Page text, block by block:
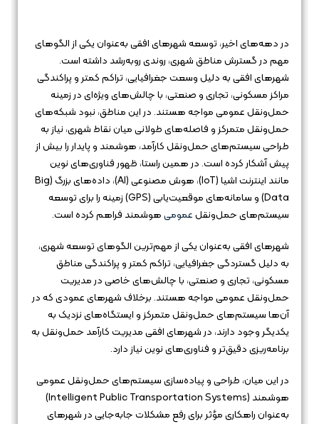
در دهه‌های اخیر، توسعه شهرهای افقی به‌عنوان یکی از الگوهای
مهم در گسترش مناطق شهری، روندی روبه‌رشد داشته است.
شهرهای افقی به دلیل وسعت جغرافیایی، تراکم کمتر و پراکندگی
مراکز مسکونی، تجاری و صنعتی، با چالش‌های ویژه‌ای در زمینه
حمل‌ونقل عمومی مواجه هستند. در این مناطق، نبود شبکه‌های
حمل‌ونقل متمرکز و فاصله‌های طولانی میان نقاط شهری، نیاز به
طراحی سیستم‌های حمل‌ونقل کارآمد، هوشمند و پایدار را بیش از
پیش آشکار کرده است. در همین راستا، ظهور فناوری‌های نوین
مانند اینترنت اشیا (IoT)، هوش مصنوعی (AI)، داده‌های بزرگ (Big
Data) و سامانه‌های موقعیت‌یابی (GPS) زمینه را برای توسعه
سیستم‌های حمل‌ونقلعمومیهوشمند فراهم کرده است.
شهرهای افقی به‌عنوان یکی از مهم‌ترین الگوهای توسعه شهری،
به دلیل گستردگی جغرافیایی، تراکم کمتر و پراکندگی مناطق
مسکونی، تجاری و صنعتی، با چالش‌های خاصی در مدیریت
حمل‌ونقل عمومی مواجه هستند. برخلاف شهرهای عمودی که در
آن‌ها سیستم‌های حمل‌ونقل متمرکز و ایستگاه‌های نزدیک به
یکدیگر وجود دارند، در شهرهای افقی مدیریت کارآمد حمل‌ونقل به
برنامه‌ریزی دقیق‌تر و فناوری‌های نوین نیاز دارد.
در این میان، طراحی و پیاده‌سازی سیستم‌های حمل‌ونقل عمومی
هوشمند (Intelligent Public Transportation Systems)
به‌عنوان راهکاری مؤثر برای رفع مشکلات جابه‌جایی در شهرهای